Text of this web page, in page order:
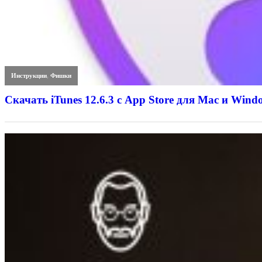
Инструкции,Фишки
Скачать iTunes 12.6.3 с App Store для Mac и